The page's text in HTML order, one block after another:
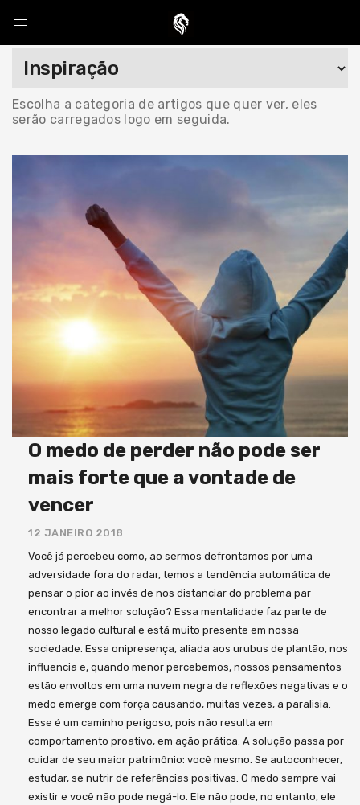
Escolha a categoria de artigos que quer ver, eles
serão carregados logo em seguida.
O medo de perder não pode ser
mais forte que a vontade de
vencer
12 JANEIRO 2018
Você já percebeu como, ao sermos defrontamos por uma
adversidade fora do radar, temos a tendência automática de
pensar o pior ao invés de nos distanciar do problema par
encontrar a melhor solução? Essa mentalidade faz parte de
nosso legado cultural e está muito presente em nossa
sociedade. Essa onipresença, aliada aos urubus de plantão, nos
influencia e, quando menor percebemos, nossos pensamentos
estão envoltos em uma nuvem negra de reflexões negativas e o
medo emerge com força causando, muitas vezes, a paralisia.
Esse é um caminho perigoso, pois não resulta em
comportamento proativo, em ação prática. A solução passa por
cuidar de seu maior patrimônio: você mesmo. Se autoconhecer,
estudar, se nutrir de referências positivas. O medo sempre vai
existir e você não pode negá-lo. Ele não pode, no entanto, ele